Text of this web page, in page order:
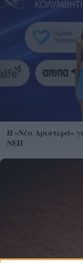
Η «Νέα Αριστερά»
ΝΕΠ